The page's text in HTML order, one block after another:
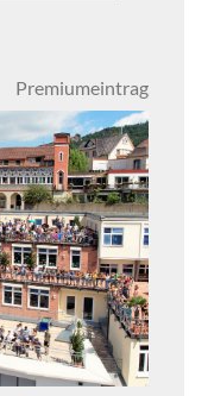
Premiumeintrag